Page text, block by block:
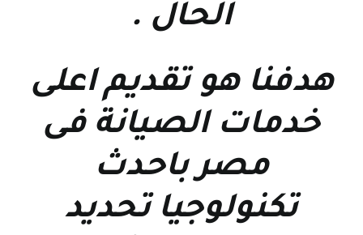
الحال .
هدفنا هو تقديم اعلى
خدمات الصيانة فى
مصر باحدث
تكنولوجيا تحديد